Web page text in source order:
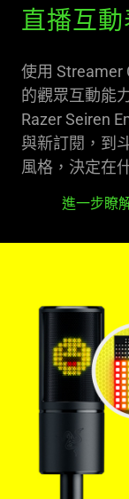
直播互
使用 Streamer
的觀眾互動能
Razer Seiren
與新訂閱，到
風格，決定在
進一步瞭